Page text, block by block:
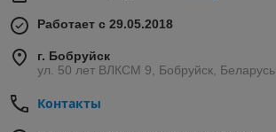
Работает с 29.05.2018
г. Бобруйск
ул. 50 лет ВЛКСМ 9, Бобруйск, Беларусь
Контакты